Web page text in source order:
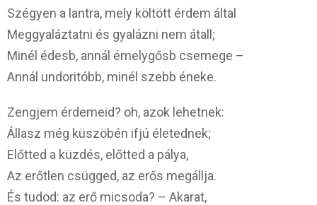
Szégyen a lantra, mely költött érdem által
Meggyaláztatni és gyalázni nem átall;
Minél édesb, annál émelygősb csemege –
Annál undoritóbb, minél szebb éneke.
Zengjem érdemeid? oh, azok lehetnek:
Állasz még küszöbén ifjú életednek;
Előtted a küzdés, előtted a pálya,
Az erőtlen csügged, az erős megállja.
És tudod: az erő micsoda? – Akarat,